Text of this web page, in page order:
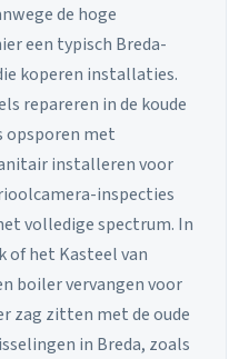
de hoge
een typisch Breda-
koperen installaties.
repareren in de koude
opsporen met
installeren voor
inspecties
volledige spectrum. In
of het Kasteel van
boiler vervangen voor
zag zitten met de oude
in Breda, zoals